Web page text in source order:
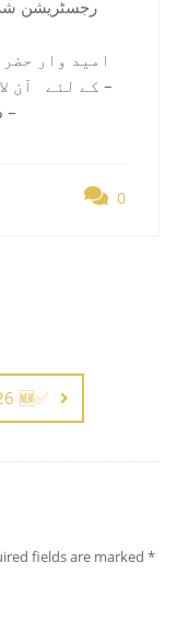
امید وار
کے لئے آن لائن رجسٹریشن فارم بھر سکتے ہیں –
داخلہ کے لئے ٹیسٹ ١٨ شوال کو ہوگا –
0
🆕✅
fields are marked *